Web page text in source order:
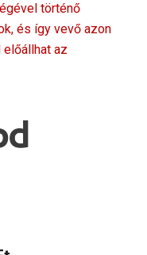
történő
és így vevő azon
az